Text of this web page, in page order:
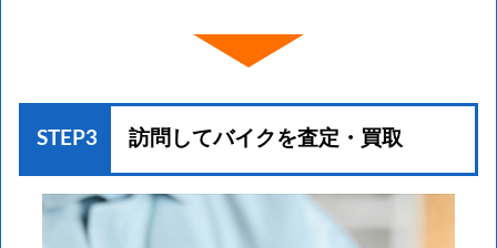
STEP3 訪問してバイクを査定・買取